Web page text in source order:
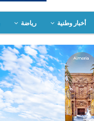
أخبار وطنية رياضة